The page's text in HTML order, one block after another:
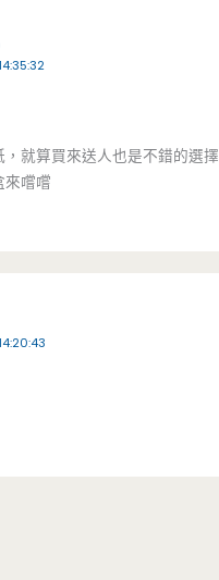
就算買來送人也是不錯的選
來嚐嚐